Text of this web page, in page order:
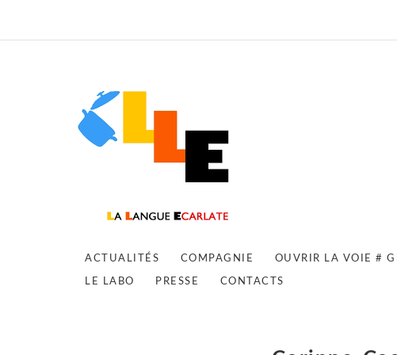
ACTUALITÉS COMPAGNIE OUVRIR LA VOIE #
LE LABO PRESSE CONTACTS